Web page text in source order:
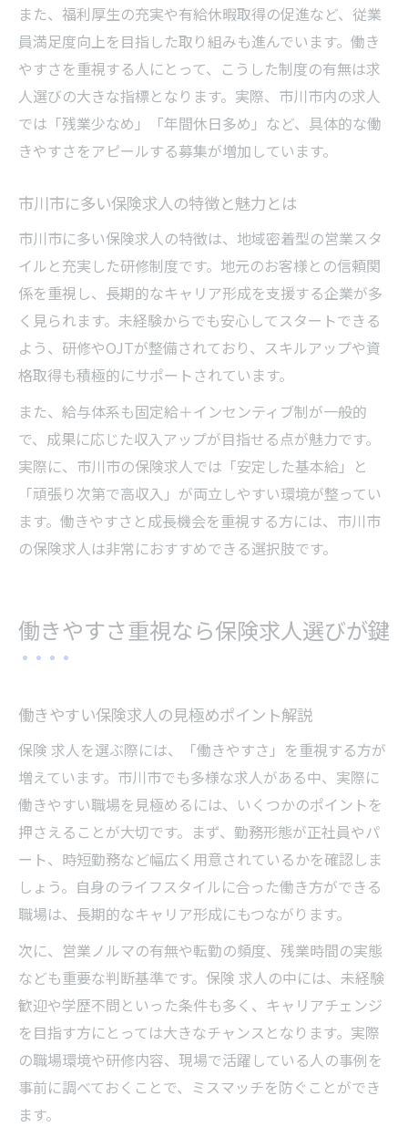
また、福利厚生の充実や有給休暇取得の促進など、従業
員満足度向上を目指した取り組みも進んでいます。働き
やすさを重視する人にとって、こうした制度の有無は求
人選びの大きな指標となります。実際、市川市内の求人
では「残業少なめ」「年間休日多め」など、具体的な働
きやすさをアピールする募集が増加しています。
市川市に多い保険求人の特徴と魅力とは
市川市に多い保険求人の特徴は、地域密着型の営業スタ
イルと充実した研修制度です。地元のお客様との信頼関
係を重視し、長期的なキャリア形成を支援する企業が多
く見られます。未経験からでも安心してスタートできる
よう、研修やOJTが整備されており、スキルアップや資
格取得も積極的にサポートされています。
また、給与体系も固定給＋インセンティブ制が一般的
で、成果に応じた収入アップが目指せる点が魅力です。
実際に、市川市の保険求人では「安定した基本給」と
「頑張り次第で高収入」が両立しやすい環境が整ってい
ます。働きやすさと成長機会を重視する方には、市川市
の保険求人は非常におすすめできる選択肢です。
働きやすさ重視なら保険求人選びが鍵
働きやすい保険求人の見極めポイント解説
保険 求人を選ぶ際には、「働きやすさ」を重視する方が
増えています。市川市でも多様な求人がある中、実際に
働きやすい職場を見極めるには、いくつかのポイントを
押さえることが大切です。まず、勤務形態が正社員やパ
ート、時短勤務など幅広く用意されているかを確認しま
しょう。自身のライフスタイルに合った働き方ができる
職場は、長期的なキャリア形成にもつながります。
次に、営業ノルマの有無や転勤の頻度、残業時間の実態
なども重要な判断基準です。保険 求人の中には、未経験
歓迎や学歴不問といった条件も多く、キャリアチェンジ
を目指す方にとっては大きなチャンスとなります。実際
の職場環境や研修内容、現場で活躍している人の事例を
事前に調べておくことで、ミスマッチを防ぐことができ
ます。